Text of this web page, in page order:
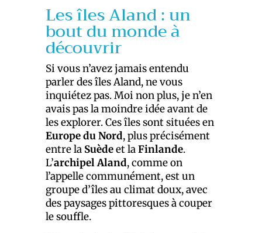
Les îles Aland : un
bout du monde à
découvrir
Si vous n’avez jamais entendu
parler des îles Aland, ne vous
inquiétez pas. Moi non plus, je n’en
avais pas la moindre idée avant de
les explorer. Ces îles sont situées en
Europe du Nord, plus précisément
entre la Suèdeet laFinlande.
L’archipel Aland, comme on
l’appelle communément, est un
groupe d’îles au climat doux, avec
des paysages pittoresques à couper
le souffle.